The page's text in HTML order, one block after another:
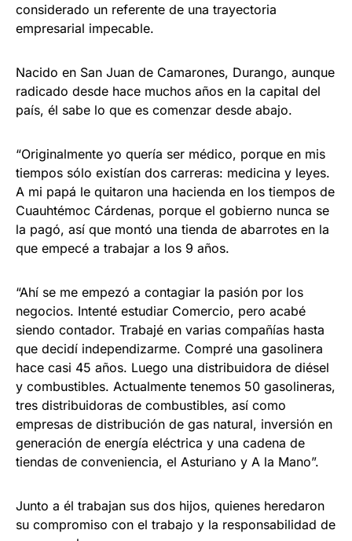
considerado un referente de una trayectoria
empresarial impecable.
Nacido en San Juan de Camarones, Durango, aunque
radicado desde hace muchos años en la capital del
país, él sabe lo que es comenzar desde abajo.
“Originalmente yo quería ser médico, porque en mis
tiempos sólo existían dos carreras: medicina y leyes.
A mi papá le quitaron una hacienda en los tiempos de
Cuauhtémoc Cárdenas, porque el gobierno nunca se
la pagó, así que montó una tienda de abarrotes en la
que empecé a trabajar a los 9 años.
“Ahí se me empezó a contagiar la pasión por los
negocios. Intenté estudiar Comercio, pero acabé
siendo contador. Trabajé en varias compañías hasta
que decidí independizarme. Compré una gasolinera
hace casi 45 años. Luego una distribuidora de diésel
y combustibles. Actualmente tenemos 50 gasolineras,
tres distribuidoras de combustibles, así como
empresas de distribución de gas natural, inversión en
generación de energía eléctrica y una cadena de
tiendas de conveniencia, el Asturiano y A la Mano”.
Junto a él trabajan sus dos hijos, quienes heredaron
su compromiso con el trabajo y la responsabilidad de